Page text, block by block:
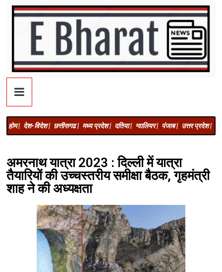
होम | देश-विदेश | छत्तीसगढ | मध्य प्रदेश | दतिया | ग्वालियर | पंजाब | उत्तर प्रदेश |
अमरनाथ यात्रा 2023 : दिल्ली में यात्रा
तैयारियों की उच्चस्तरीय समीक्षा बैठक, गृहमंत्री
शाह ने की अध्यक्षता